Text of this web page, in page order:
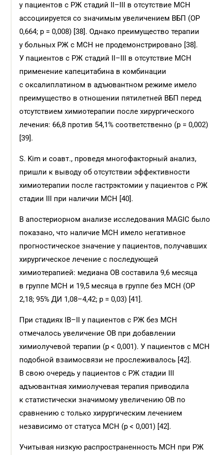
у пациентов с РЖ стадий II–III в отсутствие МСН
ассоциируется со значимым увеличением ВБП (ОР
0,664; p = 0,008) [38]. Однако преимущество терапии
у больных РЖ с МСН не продемонстрировано [38].
У пациентов с РЖ стадий II–III в отсутствие МСН
применение капецитабина в комбинации
с оксалиплатином в адъювантном режиме имело
преимущество в отношении пятилетней ВБП перед
отсутствием химиотерапии после хирургического
лечения: 66,8 против 54,1% соответственно (p = 0,002)
[39].
S. Kim и соавт., проведя многофакторный анализ,
пришли к выводу об отсутствии эффективности
химиотерапии после гастрэктомии у пациентов с РЖ
стадии III при наличии МСН [40].
В апостериорном анализе исследования MAGIC было
показано, что наличие МСН имело негативное
прогностическое значение у пациентов, получавших
хирургическое лечение с последующей
химиотерапией: медиана ОВ составила 9,6 месяца
в группе МСН и 19,5 месяца в группе без МСН (ОР
2,18; 95% ДИ 1,08–4,42; p = 0,03) [41].
При стадиях IB–II у пациентов с РЖ без МСН
отмечалось увеличение ОВ при добавлении
химиолучевой терапии (p < 0,001). У пациентов с МСН
подобной взаимосвязи не прослеживалось [42].
В свою очередь у пациентов с РЖ стадии III
адъювантная химиолучевая терапия приводила
к статистически значимому увеличению ОВ по
сравнению с только хирургическим лечением
независимо от статуса МСН (p < 0,001) [42].
Учитывая низкую распространенность МСН при РЖ